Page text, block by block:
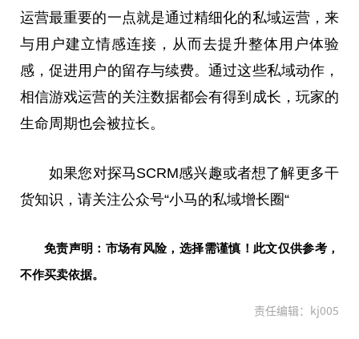
运营最重要的一点就是通过精细化的私域运营，来
与用户建立情感连接，从而去提升整体用户体验
感，促进用户的留存与续费。通过这些私域动作，
相信游戏运营的关注数据都会有得到成长，玩家的
生命周期也会被拉长。
如果您对探马SCRM感兴趣或者想了解更多干
货知识，请关注公众号“小马的私域增长圈“
免责声明：市场有风险，选择需谨慎！此文仅供参考，
不作买卖依据。
责任编辑：kj005